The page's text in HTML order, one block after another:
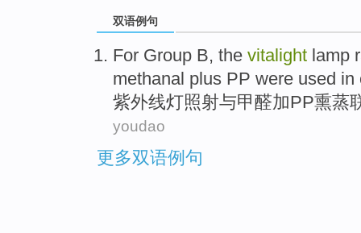
双语例句
For Group B, the vitalight lamp
methanal plus PP were used in
紫外线灯照射与甲醛加PP熏蒸
youdao
更多双语例句